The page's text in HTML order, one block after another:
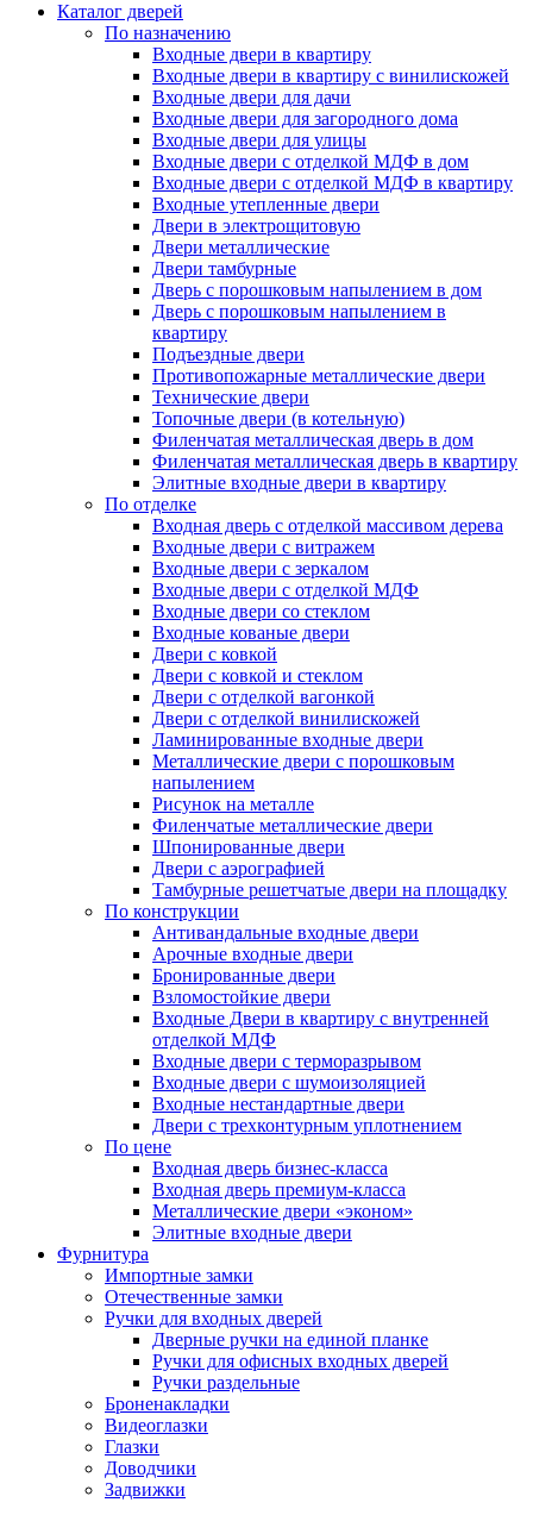
Каталог дверей
По назначению
Входные двери в квартиру
Входные двери в квартиру с винилискожей
Входные двери для дачи
Входные двери для загородного дома
Входные двери для улицы
Входные двери с отделкой МДФ в дом
Входные двери с отделкой МДФ в квартиру
Входные утепленные двери
Двери в электрощитовую
Двери металлические
Двери тамбурные
Дверь с порошковым напылением в дом
Дверь с порошковым напылением в
квартиру
Подъездные двери
Противопожарные металлические двери
Технические двери
Топочные двери (в котельную)
Филенчатая металлическая дверь в дом
Филенчатая металлическая дверь в квартиру
Элитные входные двери в квартиру
По отделке
Входная дверь с отделкой массивом дерева
Входные двери с витражем
Входные двери с зеркалом
Входные двери с отделкой МДФ
Входные двери со стеклом
Входные кованые двери
Двери с ковкой
Двери с ковкой и стеклом
Двери с отделкой вагонкой
Двери с отделкой винилискожей
Ламинированные входные двери
Металлические двери с порошковым
напылением
Рисунок на металле
Филенчатые металлические двери
Шпонированные двери
Двери с аэрографией
Тамбурные решетчатые двери на площадку
По конструкции
Антивандальные входные двери
Арочные входные двери
Бронированные двери
Взломостойкие двери
Входные Двери в квартиру с внутренней
отделкой МДФ
Входные двери с терморазрывом
Входные двери с шумоизоляцией
Входные нестандартные двери
Двери с трехконтурным уплотнением
По цене
Входная дверь бизнес-класса
Входная дверь премиум-класса
Металлические двери «эконом»
Элитные входные двери
Фурнитура
Импортные замки
Отечественные замки
Ручки для входных дверей
Дверные ручки на единой планке
Ручки для офисных входных дверей
Ручки раздельные
Броненакладки
Видеоглазки
Глазки
Доводчики
Задвижки